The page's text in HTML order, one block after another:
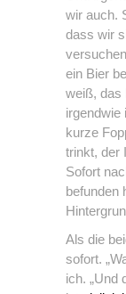
wir auch.
dass wir
ein Bier
weiß, das
irgendwie
kurze
trinkt, der
Sofort
befunden
Als die
sofort.
ich. „Und